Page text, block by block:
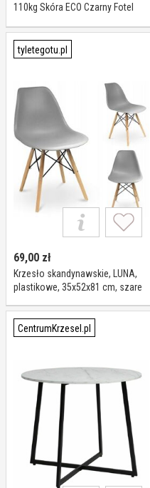
110kg Skóra ECO Czarny Fotel
tyletegotu.pl
69,00 zł
Krzesło skandynawskie, LUNA,
plastikowe, 35x52x81 cm, szare
CentrumKrzesel.pl